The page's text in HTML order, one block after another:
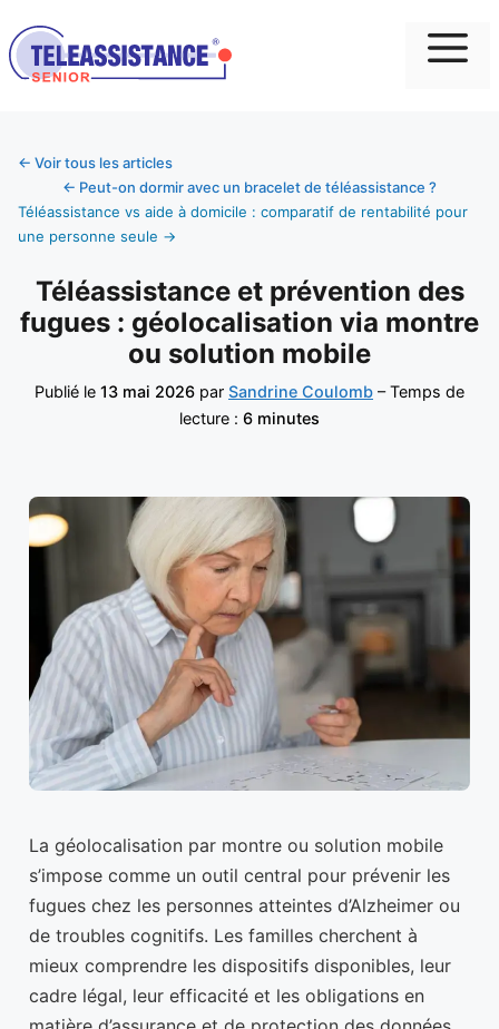
← Voir tous les articles
← Peut-on dormir avec un bracelet de téléassistance ?
Téléassistance vs aide à domicile : comparatif de rentabilité pour
une personne seule →
Téléassistance et prévention des
fugues : géolocalisation via montre
ou solution mobile
Publié le 13 mai 2026 par Sandrine Coulomb – Temps de
lecture : 6 minutes
La géolocalisation par montre ou solution mobile
s’impose comme un outil central pour prévenir les
fugues chez les personnes atteintes d’Alzheimer ou
de troubles cognitifs. Les familles cherchent à
mieux comprendre les dispositifs disponibles, leur
cadre légal, leur efficacité et les obligations en